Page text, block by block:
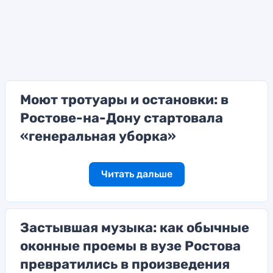
Моют тротуары и остановки: в
Ростове-на-Дону стартовала
«генеральная уборка»
Читать дальше
Застывшая музыка: как обычные
оконные проемы в вузе Ростова
превратились в произведения